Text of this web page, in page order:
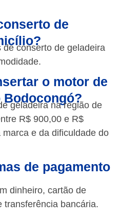
de
conserto de geladeira
o motor de
Bodocongó?
geladeira na região de
R$ 900,00 e R$
e da dificuldade do
de pagamento
dinheiro, cartão de
transferência bancária.